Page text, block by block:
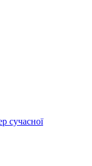
сучасної